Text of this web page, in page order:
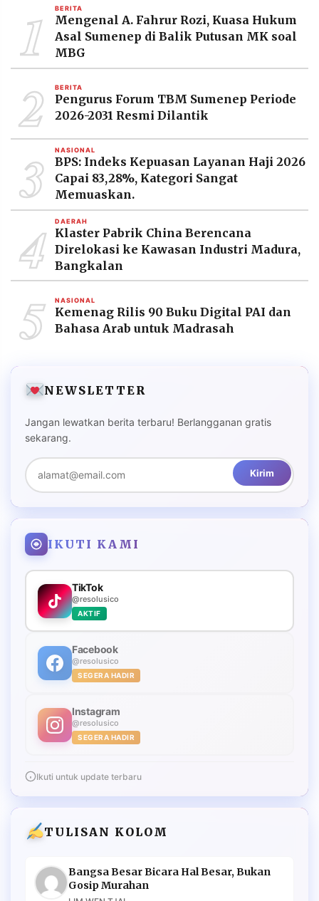
©
RESOLUSI
MEDIA
PRAMUDITA
Resolusi.co
-
2026
RESOLUSI
MEDIA
PRAMUDITA
1 BERITA
Mengenal A. Fahrur Rozi, Kuasa Hukum
Asal Sumenep di Balik Putusan MK soal
MBG
2 BERITA
Pengurus Forum TBM Sumenep Periode
2026-2031 Resmi Dilantik
3 NASIONAL
BPS: Indeks Kepuasan Layanan Haji 2026
Capai 83,28%, Kategori Sangat
Memuaskan.
4 DAERAH
Klaster Pabrik China Berencana
Direlokasi ke Kawasan Industri Madura,
Bangkalan
5 NASIONAL
Kemenag Rilis 90 Buku Digital PAI dan
Bahasa Arab untuk Madrasah
NEWSLETTER
Jangan lewatkan berita terbaru! Berlangganan gratis
sekarang.
Kirim
IKUTI KAMI
TikTok
@resolusico
AKTIF
Facebook
@resolusico
SEGERA HADIR
Instagram
@resolusico
SEGERA HADIR
Ikuti untuk update terbaru
TULISAN KOLOM
Bangsa Besar Bicara Hal Besar, Bukan
Gosip Murahan